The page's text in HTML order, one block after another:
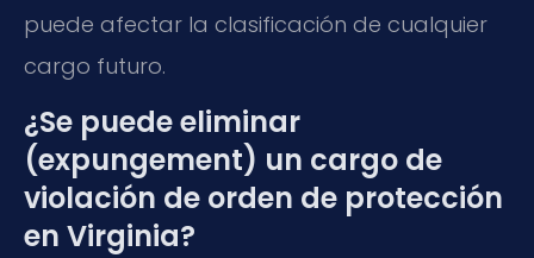
puede afectar la clasificación de cualquier
cargo futuro.
¿Se puede eliminar
(expungement) un cargo de
violación de orden de protección
en Virginia?